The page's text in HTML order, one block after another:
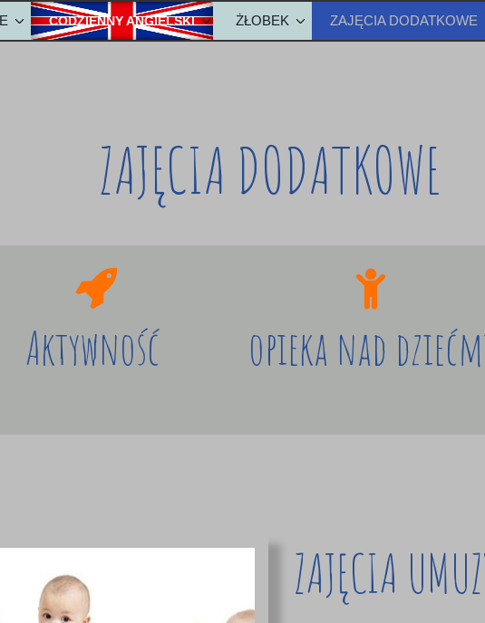
CODZIENNY ANGIELSKI ŻŁOBEK ZAJĘCIA DODATKOWE
ZAJĘCIA DODATKOWE
Aktywność opieka nad
ZAJĘCIA